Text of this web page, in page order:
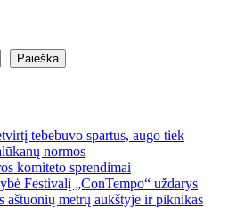
Paieška
tebebuvo spartus, augo tiek
normos
komiteto sprendimai
Festivalį „ConTempo“ uždarys
aštuonių metrų aukštyje ir piknikas